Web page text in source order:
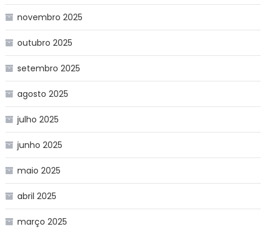
novembro 2025
outubro 2025
setembro 2025
agosto 2025
julho 2025
junho 2025
maio 2025
abril 2025
março 2025